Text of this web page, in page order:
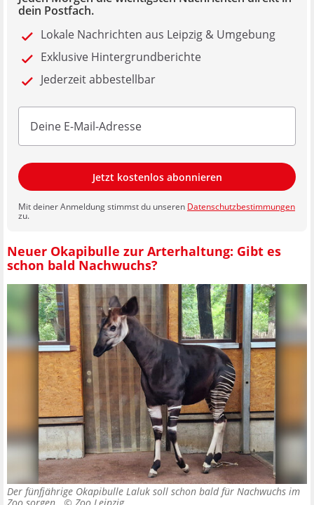
dein Postfach.
Lokale Nachrichten aus Leipzig & Umgebung
Exklusive Hintergrundberichte
Jederzeit abbestellbar
Jetzt kostenlos abonnieren
Mit deiner Anmeldung stimmst du unseren Datenschutzbestimmungen
zu.
Neuer Okapibulle zur Arterhaltung: Gibt es
schon bald Nachwuchs?
Der fünfjährige Okapibulle Laluk soll schon bald für Nachwuchs im